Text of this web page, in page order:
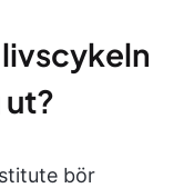
livscykeln
bör